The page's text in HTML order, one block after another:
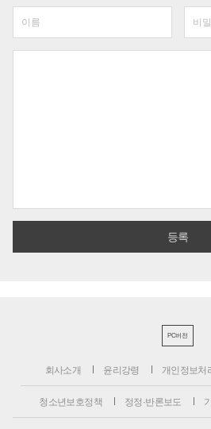
PC버전
회사소개 윤리강령 개인정보처
청소년보호정책 정정·반론보도